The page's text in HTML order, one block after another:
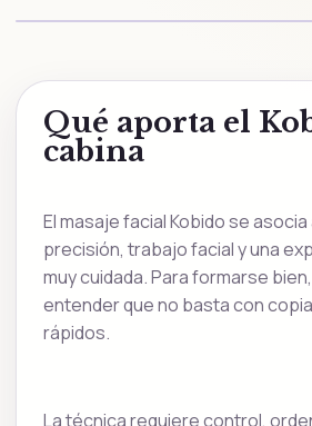
Qué aporta el
cabina
El masaje facial Kobido se asocia
precisión, trabajo facial y una
muy cuidada. Para formarse
entender que no basta con
rápidos.
La técnica requiere control,